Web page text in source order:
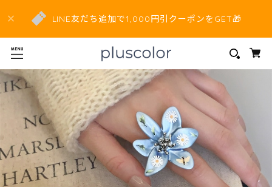
LINE友だち追加で1,000円引クーポンをGET🎁